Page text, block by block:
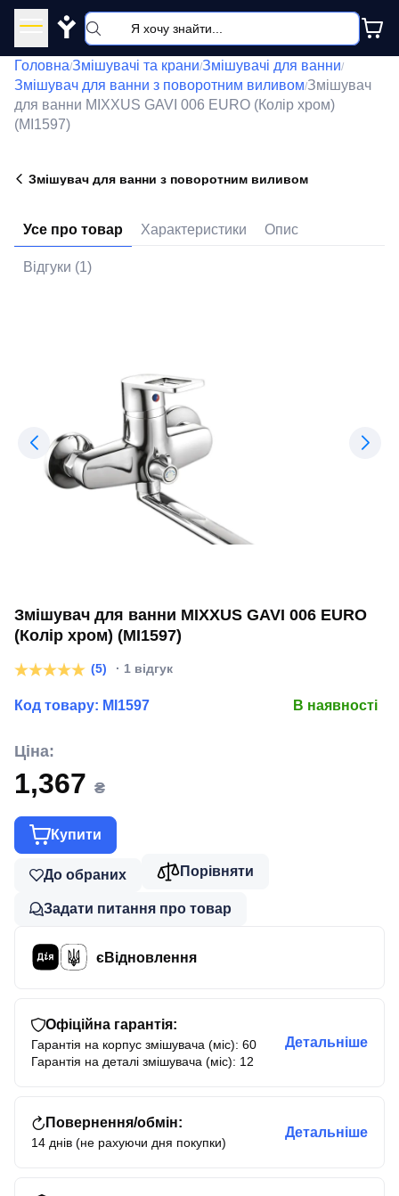
Y
Головна/Змішувачі та крани/Змішувачі для ванни/
Змішувач для ванни з поворотним виливом/Змішувач
для ванни MIXXUS GAVI 006 EURO (Колір хром)
(MI1597)
Змішувач для ванни з поворотним виливом
Усе про товар Характеристики Опис
Відгуки (1)
Змішувач для ванни MIXXUS GAVI 006 EURO
(Колір хром) (MI1597)
(5) · 1 відгук
Код товару: MI1597 В наявності
Ціна:
1,367 ₴
Купити
До обраних Порівняти
Задати питання про товар
єВідновлення
Офіційна гарантія:
Гарантія на корпус змішувача (міс): 60
Гарантія на деталі змішувача (міс): 12
Детальніше
Повернення/обмін:
14 днів (не рахуючи дня покупки)
Детальніше